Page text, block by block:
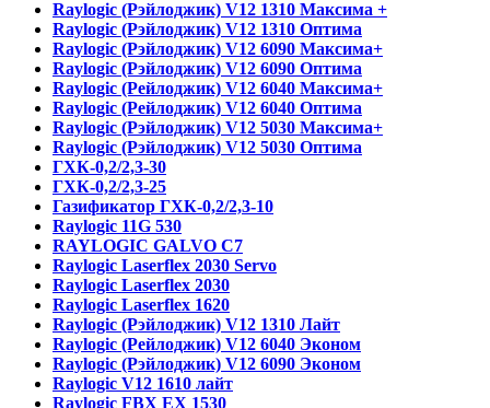
Raylogic (Рэйлоджик) V12 1310 Максима +
Raylogic (Рэйлоджик) V12 1310 Оптима
Raylogic (Рэйлоджик) V12 6090 Максима+
Raylogic (Рэйлоджик) V12 6090 Оптима
Raylogic (Рейлоджик) V12 6040 Максима+
Raylogic (Рейлоджик) V12 6040 Оптима
Raylogic (Рэйлоджик) V12 5030 Максима+
Raylogic (Рэйлоджик) V12 5030 Оптима
ГХК-0,2/2,3-30
ГХК-0,2/2,3-25
Газификатор ГХК-0,2/2,3-10
Raylogic 11G 530
RAYLOGIC GALVO С7
Raylogic Laserflex 2030 Servo
Raylogic Laserflex 2030
Raylogic Laserflex 1620
Raylogic (Рэйлоджик) V12 1310 Лайт
Raylogic (Рейлоджик) V12 6040 Эконом
Raylogic (Рэйлоджик) V12 6090 Эконом
Raylogic V12 1610 лайт
Raylogic FBX EX 1530